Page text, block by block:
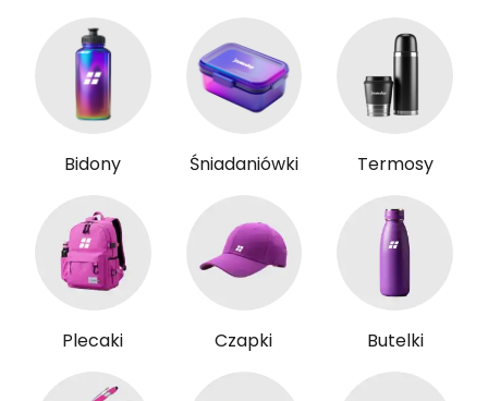
Bidony Śniadaniówki Termosy
Plecaki Czapki Butelki